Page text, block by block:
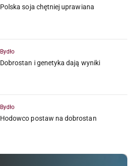
Polska soja chętniej uprawiana
Bydło
Dobrostan i genetyka dają wyniki
Bydło
Hodowco postaw na dobrostan